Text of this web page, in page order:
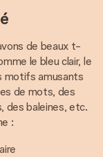
de beaux t-
le bleu clair, le
motifs amusants
de mots, des
des baleines, etc.
: